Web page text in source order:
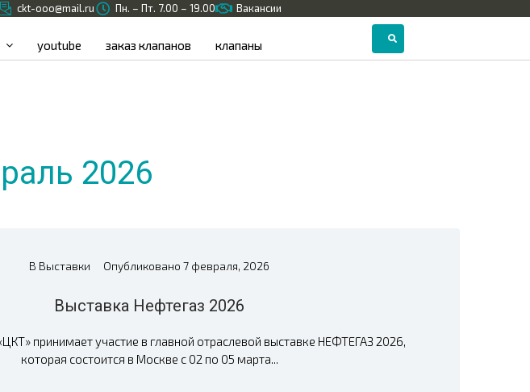
ckt-ooo@mail.ru Пн. – Пт. 7.00 – 19.00 Вакансии
youtube заказ клапанов клапаны
2026
В Выставки Опубликовано 7 февраля, 2026
Выставка Нефтегаз 2026
принимает участие в главной отраслевой выставке НЕФТЕГАЗ 2026,
которая состоится в Москве с 02 по 05 марта...